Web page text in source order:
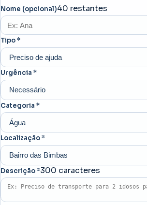
Nome (opcional)40 restantes
Tipo *
Urgência *
Categoria *
Localização *
Descrição *300 caracteres